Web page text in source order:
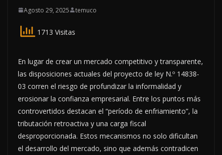
Agosto 29, 2025 temuco
1713 Visitas
En lugar de crear un mercado competitivo y transparente,
las disposiciones actuales del proyecto de ley N.º 14838-
03 corren el riesgo de profundizar la informalidad y
erosionar la confianza empresarial. Entre los puntos más
controvertidos destacan el “período de enfriamiento”, la
tributación retroactiva y una carga fiscal
desproporcionada. Estos mecanismos no solo dificultan
el desarrollo del mercado, sino que además contradicen